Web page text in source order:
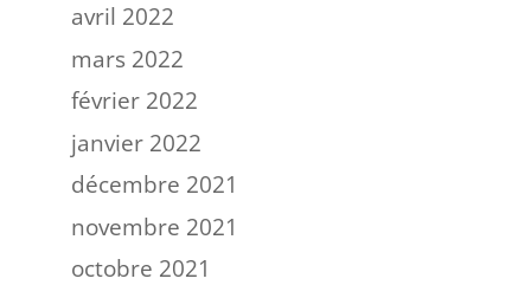
avril 2022
mars 2022
février 2022
janvier 2022
décembre 2021
novembre 2021
octobre 2021